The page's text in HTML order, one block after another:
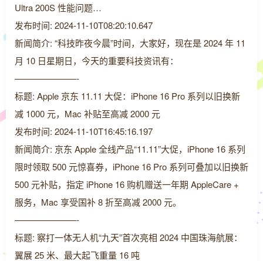
Ultra 200S 性能问题…
发布时间: 2024-11-10T08:20:10.647
新闻简介: “科技昨夜今晨”时间，大家好，现在是 2024 年 11
月 10 日星期日，今天的重要科技资讯有：
———————-
标题: Apple 京东 11.11 大促：iPhone 16 Pro 系列以旧换新
减 1000 元，Mac 补贴至高减 2000 元
发布时间: 2024-11-10T16:45:16.197
新闻简介: 京东 Apple 全线产品“11.11”大促，iPhone 16 系列
限时领取 500 元惊喜券，iPhone 16 Pro 系列可叠加以旧换新
500 元补贴，指定 iPhone 16 购机赠送一年期 AppleCare +
服务，Mac 享受国补 8 折至高减 2000 元。
———————-
标题: 察打一体无人机“九天”首次亮相 2024 中国珠海航展：
翼展 25 米、最大起飞重量 16 吨